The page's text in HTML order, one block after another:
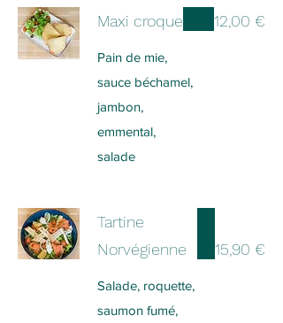
Maxi croque
Pain de mie,
sauce béchamel,
jambon,
emmental,
salade
12,00 €
Tartine
Norvégienne
Salade, roquette,
saumon fumé,
15,90 €